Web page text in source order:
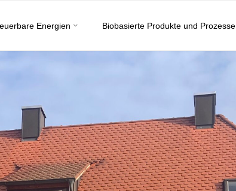
Energien Biobasierte Produkte und Prozesse